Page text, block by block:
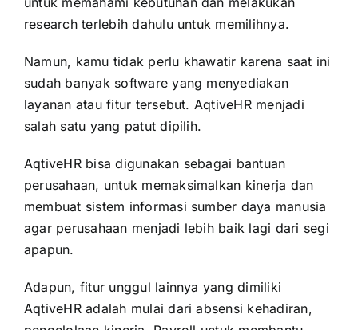
research terlebih dahulu untuk memilihnya.
Namun, kamu tidak perlu khawatir karena saat ini
sudah banyak software yang menyediakan
layanan atau fitur tersebut. AqtiveHR menjadi
salah satu yang patut dipilih.
AqtiveHR bisa digunakan sebagai bantuan
perusahaan, untuk memaksimalkan kinerja dan
membuat sistem informasi sumber daya manusia
agar perusahaan menjadi lebih baik lagi dari segi
apapun.
Adapun, fitur unggul lainnya yang dimiliki
AqtiveHR adalah mulai dari absensi kehadiran,